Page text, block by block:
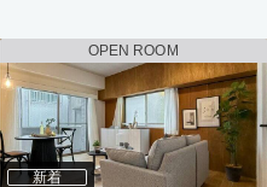
OPEN ROOM
新着